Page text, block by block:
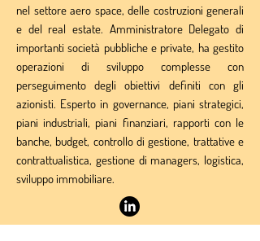
nel settore aero space, delle costruzioni generali
e del real estate. Amministratore Delegato di
importanti società pubbliche e private, ha gestito
operazioni di sviluppo complesse con
perseguimento degli obiettivi definiti con gli
azionisti. Esperto in governance, piani strategici,
piani industriali, piani finanziari, rapporti con le
banche, budget, controllo di gestione, trattative e
contrattualistica, gestione di managers, logistica,
sviluppo immobiliare.